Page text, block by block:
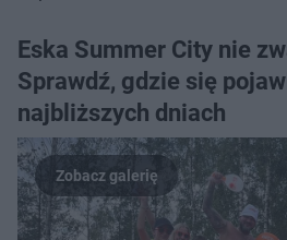
Eska Summer City nie
Sprawdź, gdzie się
najbliższych dniach